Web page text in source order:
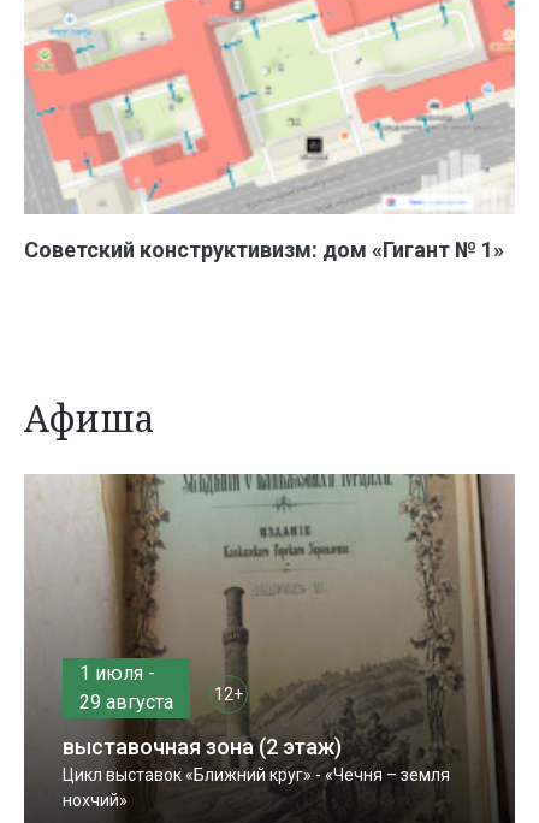
Советский конструктивизм: дом «Гигант № 1»
Афиша
1 июля -
29 августа
12+
выставочная зона (2 этаж)
Цикл выставок «Ближний круг» - «Чечня – земля
нохчий»